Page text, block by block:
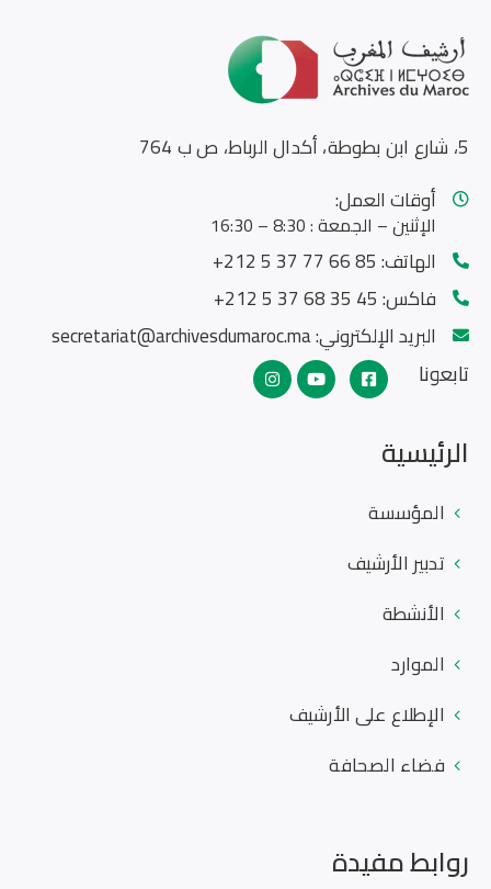
5، شارع ابن بطوطة، أكدال الرباط، ص ب 764
أوقات العمل:
الإثنين – الجمعة : 8:30 – 16:30
الهاتف:85 66 77 37 5 212+
فاكس:45 35 68 37 5 212+
البريد الإلكتروني:secretariat@archivesdumaroc.ma
تابعونا
الرئيسية
المؤسسة
تدبير الأرشيف
الأنشطة
الموارد
الإطلاع على الأرشيف
فضاء الصحافة
روابط مفيدة